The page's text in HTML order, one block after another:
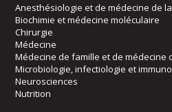
Anesthésiologie et de médecine de
Biochimie et médecine moléculaire
Chirurgie
Médecine
Médecine de famille et de médecine
Microbiologie, infectiologie et
Neurosciences
Nutrition